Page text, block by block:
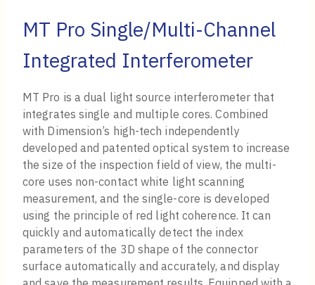
MT Pro Single/Multi-Channel
Integrated Interferometer
MT Pro is a dual light source interferometer that
integrates single and multiple cores. Combined
with Dimension’s high-tech independently
developed and patented optical system to increase
the size of the inspection field of view, the multi-
core uses non-contact white light scanning
measurement, and the single-core is developed
using the principle of red light coherence. It can
quickly and automatically detect the index
parameters of the 3D shape of the connector
surface automatically and accurately, and display